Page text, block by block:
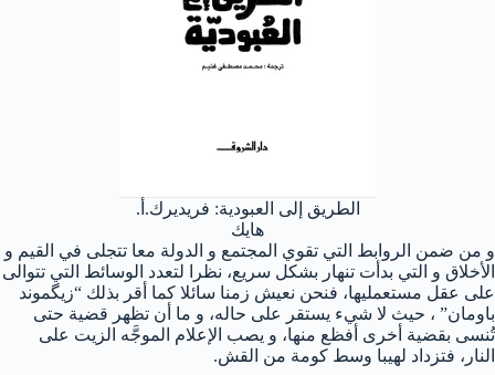
الطريق إلى العبودية: فريديرك.أ.
هايك
و من ضمن الروابط التي تقوي المجتمع و الدولة معا تتجلى في القيم و
الأخلاق و التي بدأت تنهار بشكل سريع، نظرا لتعدد الوسائط التي تتوالى
على عقل مستعمليها، فنحن نعيش زمنا سائلا كما أقر بذلك “زيگموند
باومان” ، حيث لا شيء يستقر على حاله، و ما أن تظهر قضية حتى
تُنسى بقضية أخرى أفظع منها، و يصب الإعلام الموجَّه الزيت على
النار، فتزداد لهيبا وسط كومة من القش.